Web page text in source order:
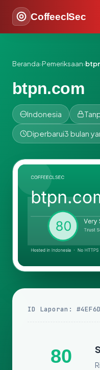
CoffeeclSec
Beranda›Pemeriksaan›
btpn.com
Indonesia
Diperbarui3 bulan
ID Laporan:
80